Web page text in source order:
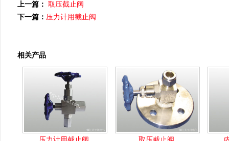
上一篇： 取压截止阀
下一篇： 压力计用截止阀
相关产品